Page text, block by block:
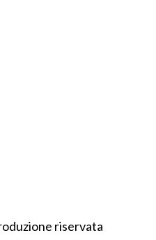
riservata